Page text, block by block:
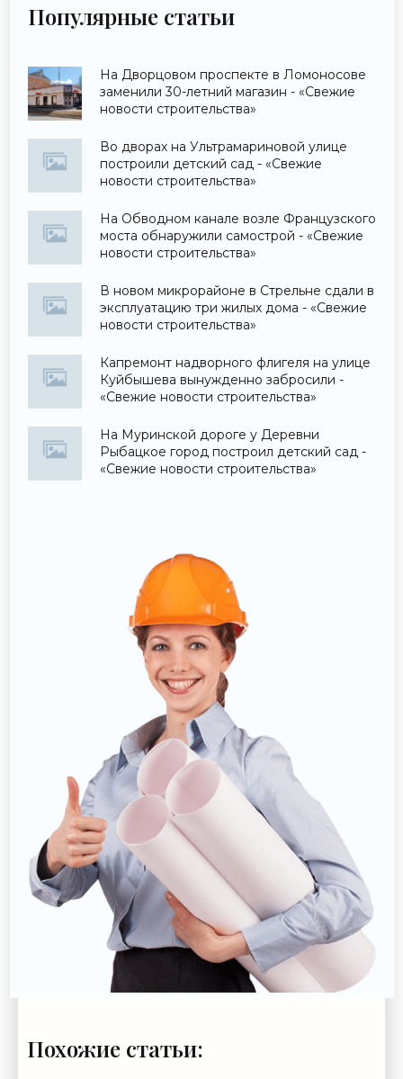
Популярные статьи
На Дворцовом проспекте в Ломоносове
заменили 30-летний магазин - «Свежие
новости строительства»
Во дворах на Ультрамариновой улице
построили детский сад - «Свежие
новости строительства»
На Обводном канале возле Французского
моста обнаружили самострой - «Свежие
новости строительства»
В новом микрорайоне в Стрельне сдали в
эксплуатацию три жилых дома - «Свежие
новости строительства»
Капремонт надворного флигеля на улице
Куйбышева вынужденно забросили -
«Свежие новости строительства»
На Муринской дороге у Деревни
Рыбацкое город построил детский сад -
«Свежие новости строительства»
Похожие статьи: